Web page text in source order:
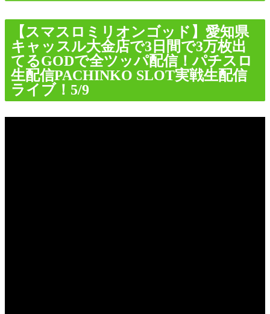
【スマスロミリオンゴッド】愛知県
キャッスル大金店で3日間で3万枚出
てるGODで全ツッパ配信！パチスロ
生配信PACHINKO SLOT実戦生配信
ライブ！5/9